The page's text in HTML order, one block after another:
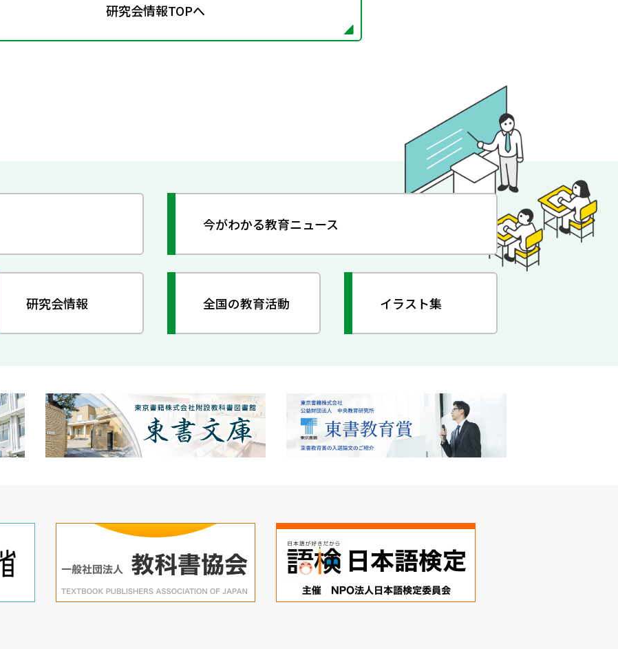
研究会情報TOPへ
今がわかる教育ニュース
研究会情報 全国の教育活動 イラスト集